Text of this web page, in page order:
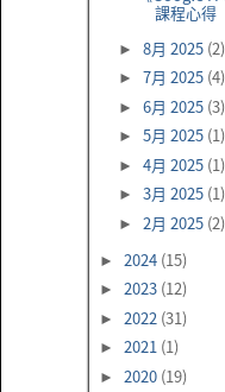
課程心得
► 8月 2025 (2)
► 7月 2025 (4)
► 6月 2025 (3)
► 5月 2025 (1)
► 4月 2025 (1)
► 3月 2025 (1)
► 2月 2025 (2)
► 2024 (15)
► 2023 (12)
► 2022 (31)
► 2021 (1)
► 2020 (19)